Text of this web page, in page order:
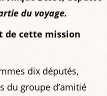
du voyage.
de cette mission
dix députés,
du groupe d’amitié